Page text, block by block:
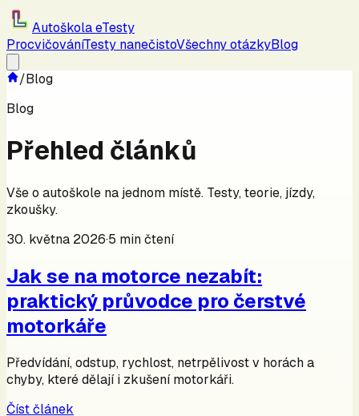
Autoškola eTesty
ProcvičováníTesty nanečistoVšechny otázkyBlog
/Blog
Blog
Přehled článků
Vše o autoškole na jednom místě. Testy, teorie, jízdy,
zkoušky.
30. května 2026·5 min čtení
Jak se na motorce nezabít:
praktický průvodce pro čerstvé
motorkáře
Předvídání, odstup, rychlost, netrpělivost v horách a
chyby, které dělají i zkušení motorkáři.
Číst článek